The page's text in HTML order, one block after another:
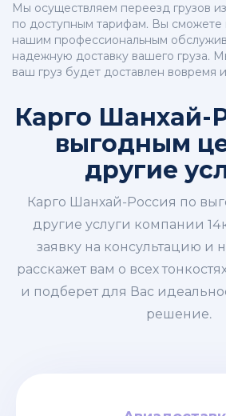
Мы осуществляем переезд грузов
по доступным тарифам. Вы сможете
нашим профессиональным
надежную доставку вашего груза.
ваш груз будет доставлен вовремя
Карго Шанхай-
выгодным
другие
Карго Шанхай-Россия по
другие услуги компании
заявку на консультацию и
расскажет вам о всех
и подберет для Вас
решение.